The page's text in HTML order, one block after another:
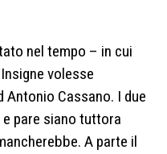
nel tempo – in cui
volesse
Antonio Cassano. I due
pare siano tuttora
A parte il